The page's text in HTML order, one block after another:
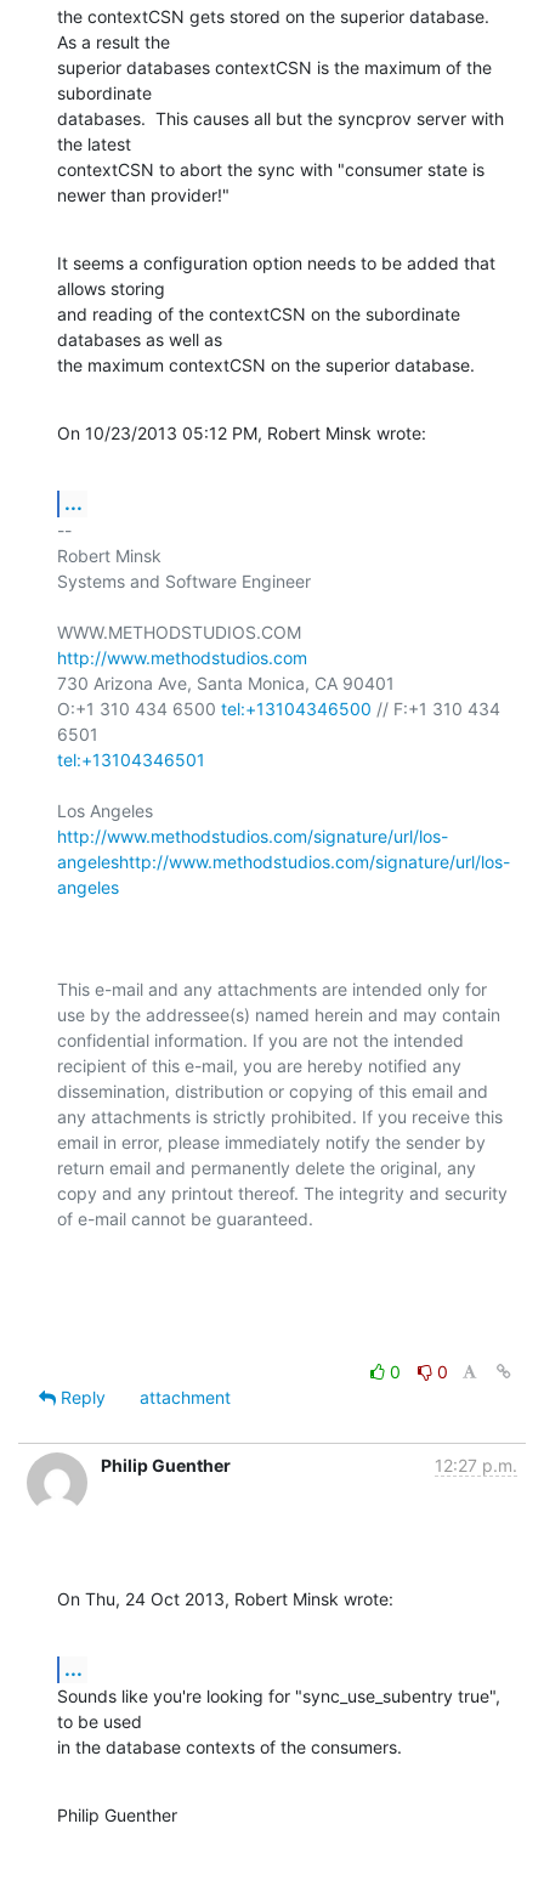
the contextCSN gets stored on the superior database.
As a result the
superior databases contextCSN is the maximum of the
subordinate
databases.  This causes all but the syncprov server with
the latest
contextCSN to abort the sync with "consumer state is
newer than provider!"
It seems a configuration option needs to be added that
allows storing
and reading of the contextCSN on the subordinate
databases as well as
the maximum contextCSN on the superior database.
On 10/23/2013 05:12 PM, Robert Minsk wrote:
...
--
Robert Minsk
Systems and Software Engineer
http://www.methodstudios.com
730 Arizona Ave, Santa Monica, CA 90401
O:+1 310 434 6500 tel:+13104346500 // F:+1 310 434
tel:+13104346501
http://www.methodstudios.com/signature/url/los-
angeleshttp://www.methodstudios.com/signature/url/los-
angeles
This e-mail and any attachments are intended only for
use by the addressee(s) named herein and may contain
confidential information. If you are not the intended
recipient of this e-mail, you are hereby notified any
dissemination, distribution or copying of this email and
any attachments is strictly prohibited. If you receive this
email in error, please immediately notify the sender by
return email and permanently delete the original, any
copy and any printout thereof. The integrity and security
of e-mail cannot be guaranteed.
0
0
Reply
attachment
Philip Guenther 12:27 p.m.
On Thu, 24 Oct 2013, Robert Minsk wrote:
...
Sounds like you're looking for "sync_use_subentry true",
to be used
in the database contexts of the consumers.
Philip Guenther